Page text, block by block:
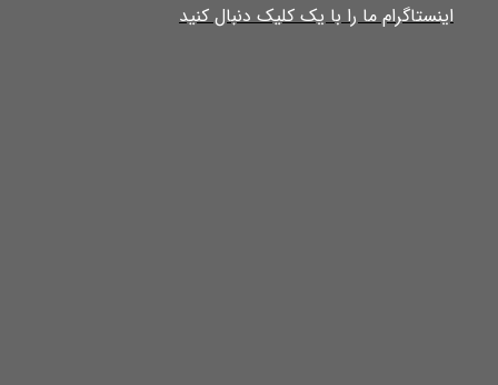
​​​​​​​​​اینستاگرام ما را با یک کلیک دنبال کنید